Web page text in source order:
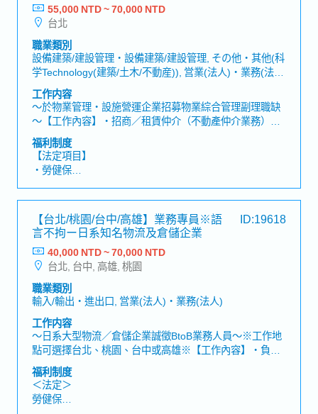
【公司福利】
・年終獎金 (約1.5個月)
・勞動/中秋/春節禮金
・中秋禮券/春節禮券/生日禮券
・英日語言津貼、效率津貼、其他技術津貼、交通津貼
・日文語言進修、自主專業外部訓練、年度教育訓練
・結婚禮券、住院慰問禮券
・健康檢查
55,000 NTD ~ 70,000 NTD
台北
職業類別
設備建築/建設管理・設備建築/建設管理, その他・其他(科
学Technology(建築/土木/不動産)), 営業(法人)・業務(法
人), 営業(個人)・業務(個人), その他(営業)・其他(業務)
工作内容
～於物業管理・設施營運企業招募物業綜合管理副理職缺
～【工作內容】・招商／租賃仲介（不動產仲介業務）制
度建立・提供商辦大樓內企業承租戶日常營運需求及諮
詢・維持協力廠商履約成效及業務執行力・建築物永續維
運管理業務執行・管理團隊人員及工作，教育人員・業主
窗口,客戶之應對,跨部門溝通・支援公司其他案場・協助案
場駐點主管・新建規劃案專案協助・執行主管交辦事項
【補充資訊】・工作地點會調動( 目前以台北市為主)・入
職滿一年至日本總部研修一週
福利制度
【法定項目】
・勞健保
・各種休假(特別休假、婚假、喪假、生理假、產檢假、陪
產假、產假、育嬰假)
・退休金
【企業福利】
・績效獎金 (1年2次發放，基本1.6個月)
・人事考核、調薪制度 (1年2次)
・員工健康檢查 (1年1次)
・新任到職即享有每半年3天的心靈充電假
・額外支付證照津貼
・證照課程訓練費用補助 (公司指定項目)
・迎新會、慶生會、部門聚餐、三節禮品
・免費零食無限供應、免費咖啡無限供應
・員工國內旅遊、家庭日
【台北/桃園/台中/高雄】業務專員※語
言不拘ー日系知名物流及倉儲企業
ID:19618
40,000 NTD ~ 70,000 NTD
台北, 台中, 高雄, 桃園
職業類別
輸入/輸出・進出口, 営業(法人)・業務(法人)
工作内容
～日系大型物流／倉儲企業誠徵BtoB業務人員～※工作地
點可選擇台北、桃園、台中或高雄※【工作內容】・負責
國際進出口、國內運輸、倉儲管理及庫存管理等整體物流
服務業務・開發新客戶並維護既有客戶關係※主要以新客
戶開發為主・透過電話開發潛在客戶，安排拜訪行程並進
行業務提案・了解客戶需求，提供最適合的物流解決方案
福利制度
＜法定＞
勞健保